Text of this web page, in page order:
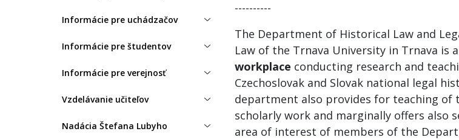
Informácie pre uchádzačov
Informácie pre študentov
Informácie pre verejnosť
Vzdelávanie učiteľov
Nadácia Štefana Lubyho
----------
The Department of Historical Law and
Law of the Trnava University in Trnava is a
workplace conducting research and
Czechoslovak and Slovak national legal
department also provides for teaching of
scholarly work and marginally offers also
area of ​​interest of members of the